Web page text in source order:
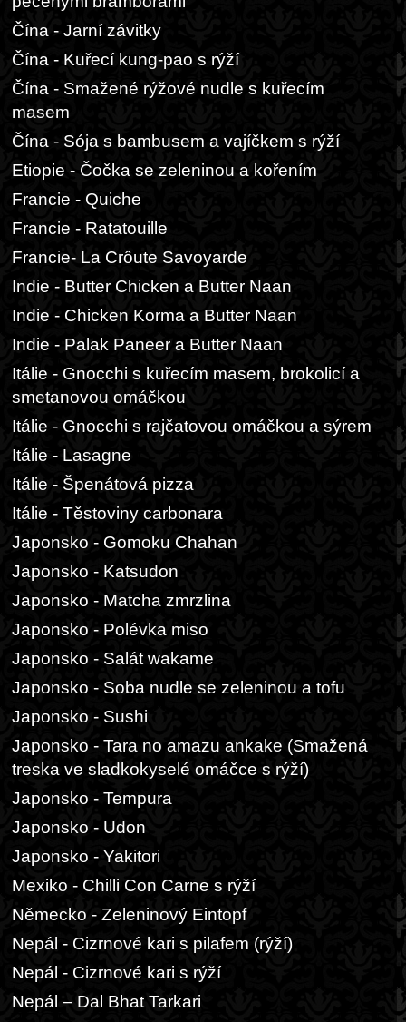
Čína - Jarní závitky
Čína - Kuřecí kung-pao s rýží
Čína - Smažené rýžové nudle s kuřecím
masem
Čína - Sója s bambusem a vajíčkem s rýží
Etiopie - Čočka se zeleninou a kořením
Francie - Quiche
Francie - Ratatouille
Francie- La Crôute Savoyarde
Indie - Butter Chicken a Butter Naan
Indie - Chicken Korma a Butter Naan
Indie - Palak Paneer a Butter Naan
Itálie - Gnocchi s kuřecím masem, brokolicí a
smetanovou omáčkou
Itálie - Gnocchi s rajčatovou omáčkou a sýrem
Itálie - Lasagne
Itálie - Špenátová pizza
Itálie - Těstoviny carbonara
Japonsko - Gomoku Chahan
Japonsko - Katsudon
Japonsko - Matcha zmrzlina
Japonsko - Polévka miso
Japonsko - Salát wakame
Japonsko - Soba nudle se zeleninou a tofu
Japonsko - Sushi
Japonsko - Tara no amazu ankake (Smažená
treska ve sladkokyselé omáčce s rýží)
Japonsko - Tempura
Japonsko - Udon
Japonsko - Yakitori
Mexiko - Chilli Con Carne s rýží
Německo - Zeleninový Eintopf
Nepál - Cizrnové kari s pilafem (rýží)
Nepál - Cizrnové kari s rýží
Nepál – Dal Bhat Tarkari